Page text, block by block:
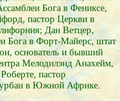
Бога в Фениксе,
пастор Церкви в
Дан Ветцер,
Бога в Форт-Майерс, штат
основатель и бывший
Мелодилэнд Анахейм,
пастор
в Южной Африке.